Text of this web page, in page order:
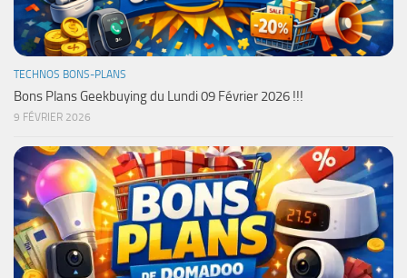
TECHNOS BONS-PLANS
Bons Plans Geekbuying du Lundi 09 Février 2026 !!!
9 FÉVRIER 2026